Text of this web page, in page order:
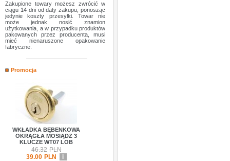
Zakupione towary możesz zwrócić w
ciągu 14 dni od daty zakupu, ponosząc
jedynie koszty przesyłki. Towar nie
może jednak nosić znamion
użytkowania, a w przypadku produktów
pakowanych przez producenta, musi
mieć nienaruszone opakowanie
fabryczne.
Promocja
WKŁADKA BĘBENKOWA
OKRĄGŁA MOSIĄDZ 3
KLUCZE WT07 LOB
46.32 PLN
39.00 PLN i